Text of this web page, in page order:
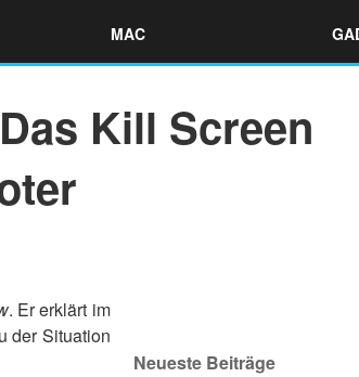
MAC
Kill Screen
. Er erklärt im
der Situation
Neueste Beiträge